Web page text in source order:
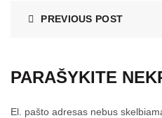
PREVIOUS POST
PARAŠYKITE
El. pašto adresas nebus